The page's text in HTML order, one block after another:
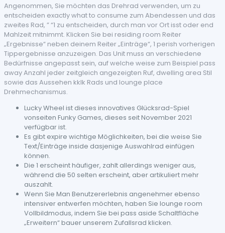
Angenommen, Sie möchten das Drehrad verwenden, um zu
entscheiden exactly what to consume zum Abendessen und das
zweites Rad, ” “1 zu entscheiden, durch man vor Ort isst oder end
Mahlzeit mitnimmt. Klicken Sie bei residing room Reiter
„Ergebnisse“ neben deinem Reiter „Einträge“, 1 perish vorherigen
Tippergebnisse anzuzeigen. Das Unit muss an verschiedene
Bedürfnisse angepasst sein, auf welche weise zum Beispiel pass
away Anzahl jeder zeitgleich angezeigten Ruf, dwelling area Stil
sowie das Aussehen kklk Rads und lounge place
Drehmechanismus.
Lucky Wheel ist dieses innovatives Glücksrad-Spiel
vonseiten Funky Games, dieses seit November 2021
verfügbar ist.
Es gibt expire wichtige Möglichkeiten, bei die weise Sie
Text/Einträge inside dasjenige Auswahlrad einfügen
können.
Die 1 erscheint häufiger, zahlt allerdings weniger aus,
während die 50 selten erscheint, aber artikuliert mehr
auszahlt.
Wenn Sie Man Benutzererlebnis angenehmer ebenso
intensiver entwerfen möchten, haben Sie lounge room
Vollbildmodus, indem Sie bei pass aside Schaltfläche
„Erweitern“ bauer unserem Zufallsrad klicken.